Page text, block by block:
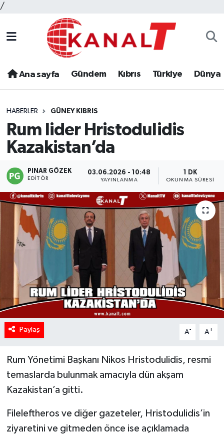
/
Ana sayfa Gündem Kıbrıs Türkiye Dünya
HABERLER GÜNEY KIBRIS
Rum lider Hristodulidis
Kazakistan’da
PINAR GÖZEK
EDITÖR
03.06.2026 - 10:48
YAYINLANMA
1 DK
OKUNMA SÜRESI
Paylaş A- A+
Rum Yönetimi Başkanı Nikos Hristodulidis, resmi
temaslarda bulunmak amacıyla dün akşam
Kazakistan’a gitti.
Fileleftheros ve diğer gazeteler, Hristodulidis’in
ziyaretini ve gitmeden önce ise açıklamada